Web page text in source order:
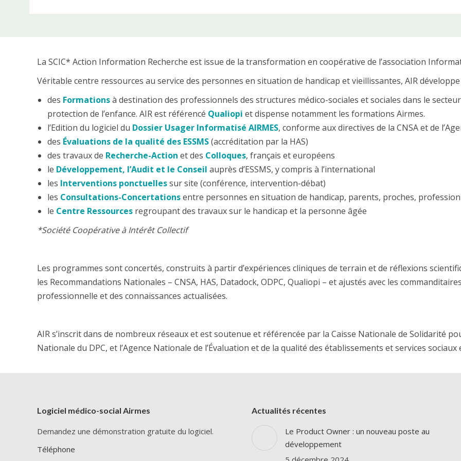
La SCIC* Action Information Recherche est issue de la transformation en coopérative de l’association
Véritable centre ressources au service des personnes en situation de handicap et vieillissantes, AIR
des Formationsà destination des professionnels des structures médico-sociales et sociales dans le
protection de l’enfance. AIR est référencé Qualiopi et dispense notamment les formations Airmes.
l’Edition du logiciel du Dossier Usager Informatisé AIRMES, conforme aux directives de la CNSA et de
des Évaluations de la qualité des ESSMS(accréditation par la HAS)
des travaux de Recherche-Action et des Colloques, français et européens
le Développement, l’Audit et le Conseil auprès d’ESSMS, y compris à l’international
les Interventions ponctuellessur site (conférence, intervention-débat)
les Consultations-Concertationsentre personnes en situation de handicap, parents, proches,
le Centre Ressources regroupant des travaux sur le handicap et la personne âgée
*Société Coopérative à Intérêt Collectif
Les programmes sont concertés, construits à partir d’expériences cliniques de terrain et de réflexions
les Recommandations Nationales – CNSA, HAS, Datadock, ODPC, Qualiopi – et ajustés avec les
professionnelle et des connaissances actualisées.
AIR s’inscrit dans de nombreux réseaux et est soutenue et référencée par la Caisse Nationale de Solidarité
Nationale du DPC, et l’Agence Nationale de l’Évaluation et de la qualité des établissements et services sociaux
Logiciel médico-social Airmes
Demandez une démonstration gratuite du logiciel.
Téléphone
Actualités récentes
Le Product Owner : un nouveau poste au
développement